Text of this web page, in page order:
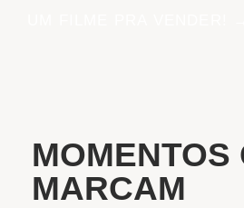
MOMENTOS
MARCAM